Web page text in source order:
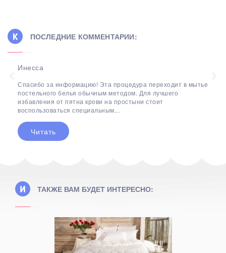
ПОСЛЕДНИЕ КОММЕНТАРИИ:
Инесса
Спасибо за информацию! Эта процедура переходит в мытье
постельного белья обычным методом. Для лучшего
избавления от пятна крови на простыни стоит
воспользоваться специальным...
Читать
ТАКЖЕ ВАМ БУДЕТ ИНТЕРЕСНО: